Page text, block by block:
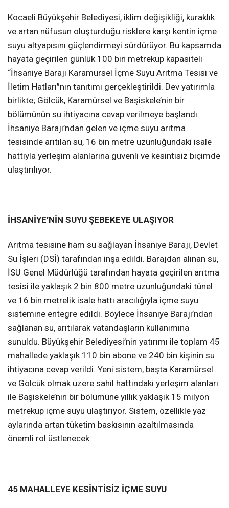
Kocaeli Büyükşehir Belediyesi, iklim değişikliği, kuraklık
ve artan nüfusun oluşturduğu risklere karşı kentin içme
suyu altyapısını güçlendirmeyi sürdürüyor. Bu kapsamda
hayata geçirilen günlük 100 bin metreküp kapasiteli
“İhsaniye Barajı Karamürsel İçme Suyu Arıtma Tesisi ve
İletim Hatları”nın tanıtımı gerçekleştirildi. Dev yatırımla
birlikte; Gölcük, Karamürsel ve Başiskele’nin bir
bölümünün su ihtiyacına cevap verilmeye başlandı.
İhsaniye Barajı’ndan gelen ve içme suyu arıtma
tesisinde arıtılan su, 16 bin metre uzunluğundaki isale
hattıyla yerleşim alanlarına güvenli ve kesintisiz biçimde
ulaştırılıyor.
İHSANİYE’NİN SUYU ŞEBEKEYE ULAŞIYOR
Arıtma tesisine ham su sağlayan İhsaniye Barajı, Devlet
Su İşleri (DSİ) tarafından inşa edildi. Barajdan alınan su,
İSU Genel Müdürlüğü tarafından hayata geçirilen arıtma
tesisi ile yaklaşık 2 bin 800 metre uzunluğundaki tünel
ve 16 bin metrelik isale hattı aracılığıyla içme suyu
sistemine entegre edildi. Böylece İhsaniye Barajı’ndan
sağlanan su, arıtılarak vatandaşların kullanımına
sunuldu. Büyükşehir Belediyesi’nin yatırımı ile toplam 45
mahallede yaklaşık 110 bin abone ve 240 bin kişinin su
ihtiyacına cevap verildi. Yeni sistem, başta Karamürsel
ve Gölcük olmak üzere sahil hattındaki yerleşim alanları
ile Başiskele’nin bir bölümüne yıllık yaklaşık 15 milyon
metreküp içme suyu ulaştırıyor. Sistem, özellikle yaz
aylarında artan tüketim baskısının azaltılmasında
önemli rol üstlenecek.
45 MAHALLEYE KESİNTİSİZ İÇME SUYU